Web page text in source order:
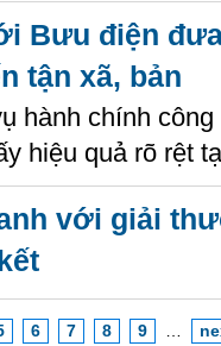
Bưu điện
tận xã, bản
hành chính
hiệu quả rõ rệt
với giải
6 7 8 9